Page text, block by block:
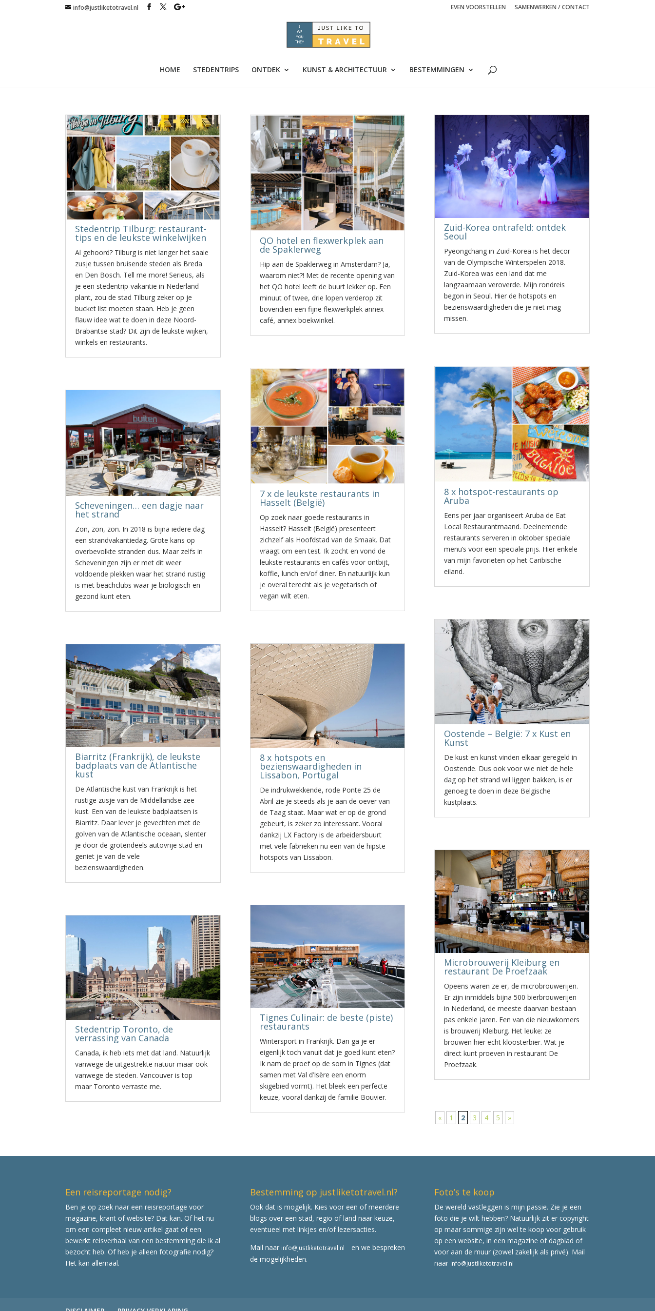
info@justliketotravel.nl EVEN VOORSTELLEN SAMENWERKEN / CONTACT
HOME STEDENTRIPS ONTDEK KUNST & ARCHITECTUUR BESTEMMINGEN
Stedentrip Tilburg: restaurant-
tips en de leukste winkelwijken
Al gehoord? Tilburg is niet langer het saaie
zusje tussen bruisende steden als Breda
en Den Bosch. Tell me more! Serieus, als
je een stedentrip-vakantie in Nederland
plant, zou de stad Tilburg zeker op je
bucket list moeten staan. Heb je geen
flauw idee wat te doen in deze Noord-
Brabantse stad? Dit zijn de leukste wijken,
winkels en restaurants.
Scheveningen… een dagje naar
het strand
Zon, zon, zon. In 2018 is bijna iedere dag
een strandvakantiedag. Grote kans op
overbevolkte stranden dus. Maar zelfs in
Scheveningen zijn er met dit weer
voldoende plekken waar het strand rustig
is met beachclubs waar je biologisch en
gezond kunt eten.
Biarritz (Frankrijk), de leukste
badplaats van de Atlantische
kust
De Atlantische kust van Frankrijk is het
rustige zusje van de Middellandse zee
kust. Een van de leukste badplaatsen is
Biarritz. Daar lever je gevechten met de
golven van de Atlantische oceaan, slenter
je door de grotendeels autovrije stad en
geniet je van de vele
bezienswaardigheden.
Stedentrip Toronto, de
verrassing van Canada
Canada, ik heb iets met dat land. Natuurlijk
vanwege de uitgestrekte natuur maar ook
vanwege de steden. Vancouver is top
maar Toronto verraste me.
QO hotel en flexwerkplek aan
de Spaklerweg
Hip aan de Spaklerweg in Amsterdam? Ja,
waarom niet?! Met de recente opening van
het QO hotel leeft de buurt lekker op. Een
minuut of twee, drie lopen verderop zit
bovendien een fijne flexwerkplek annex
café, annex boekwinkel.
7 x de leukste restaurants in
Hasselt (België)
Op zoek naar goede restaurants in
Hasselt? Hasselt (België) presenteert
zichzelf als Hoofdstad van de Smaak. Dat
vraagt om een test. Ik zocht en vond de
leukste restaurants en cafés voor ontbijt,
koffie, lunch en/of diner. En natuurlijk kun
je overal terecht als je vegetarisch of
vegan wilt eten.
8 x hotspots en
bezienswaardigheden in
Lissabon, Portugal
De indrukwekkende, rode Ponte 25 de
Abril zie je steeds als je aan de oever van
de Taag staat. Maar wat er op de grond
gebeurt, is zeker zo interessant. Vooral
dankzij LX Factory is de arbeidersbuurt
met vele fabrieken nu een van de hipste
hotspots van Lissabon.
Tignes Culinair: de beste (piste)
restaurants
Wintersport in Frankrijk. Dan ga je er
eigenlijk toch vanuit dat je goed kunt eten?
Ik nam de proef op de som in Tignes (dat
samen met Val d’Isère een enorm
skigebied vormt). Het bleek een perfecte
keuze, vooral dankzij de familie Bouvier.
Zuid-Korea ontrafeld: ontdek
Seoul
Pyeongchang in Zuid-Korea is het decor
van de Olympische Winterspelen 2018.
Zuid-Korea was een land dat me
langzaamaan veroverde. Mijn rondreis
begon in Seoul. Hier de hotspots en
bezienswaardigheden die je niet mag
missen.
8 x hotspot-restaurants op
Aruba
Eens per jaar organiseert Aruba de Eat
Local Restaurantmaand. Deelnemende
restaurants serveren in oktober speciale
menu’s voor een speciale prijs. Hier enkele
van mijn favorieten op het Caribische
eiland.
Oostende – België: 7 x Kust en
Kunst
De kust en kunst vinden elkaar geregeld in
Oostende. Dus ook voor wie niet de hele
dag op het strand wil liggen bakken, is er
genoeg te doen in deze Belgische
kustplaats.
Microbrouwerij Kleiburg en
restaurant De Proefzaak
Opeens waren ze er, de microbrouwerijen.
Er zijn inmiddels bijna 500 bierbrouwerijen
in Nederland, de meeste daarvan bestaan
pas enkele jaren. Een van die nieuwkomers
is brouwerij Kleiburg. Het leuke: ze
brouwen hier echt kloosterbier. Wat je
direct kunt proeven in restaurant De
Proefzaak.
« 1 2 3 4 5 »
Een reisreportage nodig?
Ben je op zoek naar een reisreportage voor
magazine, krant of website? Dat kan. Of het nu
om een compleet nieuw artikel gaat of een
bewerkt reisverhaal van een bestemming die ik al
bezocht heb. Of heb je alleen fotografie nodig?
Het kan allemaal.
Bestemming op justliketotravel.nl?
Ook dat is mogelijk. Kies voor een of meerdere
blogs over een stad, regio of land naar keuze,
eventueel met linkjes en/of lezersacties.
Mail naar info@justliketotravel.nl
en we bespreken
de mogelijkheden.
Foto’s te koop
De wereld vastleggen is mijn passie. Zie je een
foto die je wilt hebben? Natuurlijk zit er copyright
op maar sommige zijn wel te koop voor gebruik
op een website, in een magazine of dagblad of
voor aan de muur (zowel zakelijk als privé). Mail
naar info@justliketotravel.nl